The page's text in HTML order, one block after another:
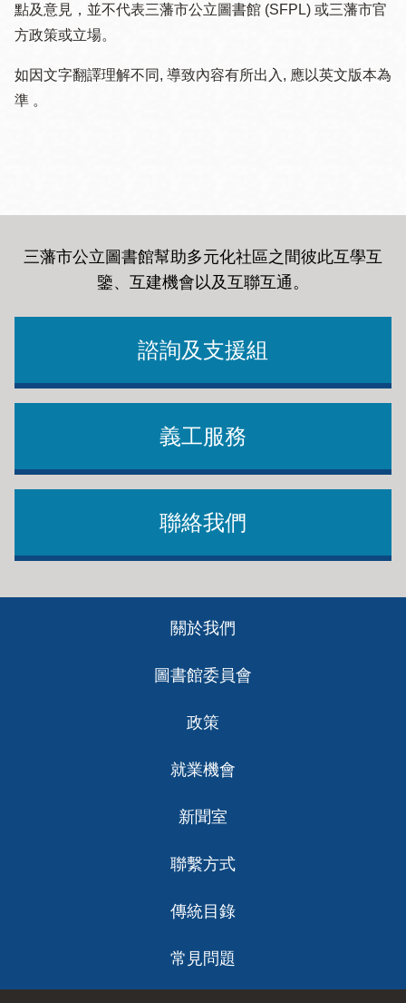
點及意見，並不代表三藩市公立圖書館 (SFPL) 或三藩市官
方政策或立場。
如因文字翻譯理解不同, 導致內容有所出入, 應以英文版本為
準 。
三藩市公立圖書館幫助多元化社區之間彼此互學互
鑒、互建機會以及互聯互通 。
諮詢及支援組
義工服務
聯絡我們
關於我們
圖書館委員會
政策
就業機會
新聞室
聯繫方式
傳統目錄
常見問題